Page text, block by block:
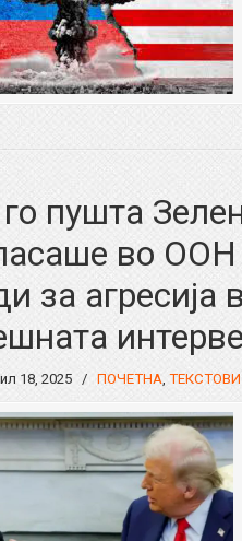
пушта
во ООН
за агресија
18, 2025 / ПОЧЕТНА